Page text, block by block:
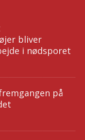
bliver
i nødsporet
på